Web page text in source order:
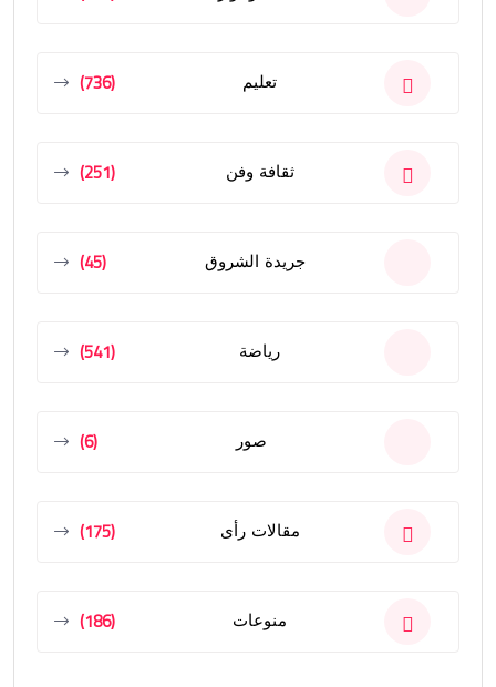
تعليم (736)
ثقافة وفن (251)
جريدة الشروق (45)
رياضة (541)
صور (6)
مقالات رأى (175)
منوعات (186)